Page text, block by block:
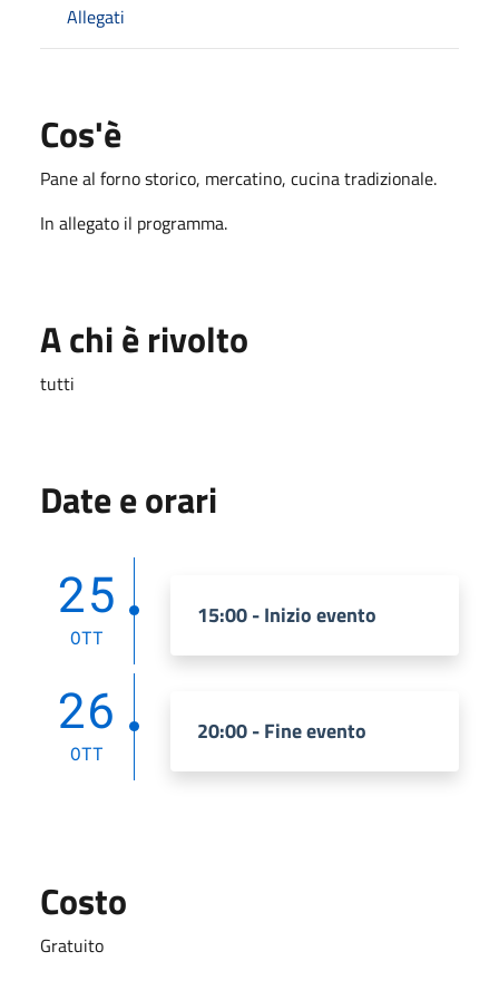
Allegati
Cos'è
Pane al forno storico, mercatino, cucina tradizionale.
In allegato il programma.
A chi è rivolto
tutti
Date e orari
25
OTT
15:00 - Inizio evento
26
OTT
20:00 - Fine evento
Costo
Gratuito